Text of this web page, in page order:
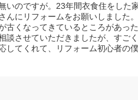
いのですが。23年間衣食住をした
んにリフォームをお願いしました
古くなってきているところがあっ
談させていただきましたが、すご
してくれて、リフォーム初心者の